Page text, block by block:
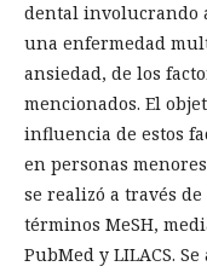
dental involucrando
una enfermedad
ansiedad, de los
mencionados. El
influencia de estos
en personas
se realizó a través
términos MeSH,
PubMed y LILACS.